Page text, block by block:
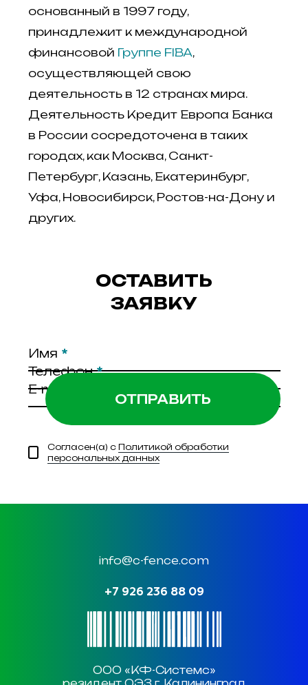
основанный в 1997 году,
принадлежит к международной
финансовой Группе FIBA,
осуществляющей свою
деятельность в 12 странах мира.
Деятельность Кредит Европа Банка
в России сосредоточена в таких
городах, как Москва, Санкт-
Петербург, Казань, Екатеринбург,
Уфа, Новосибирск, Ростов-на-Дону и
других.
ОСТАВИТЬ
ЗАЯВКУ
Имя *
Телефон*
E-mail
Согласен(а) сПолитикой обработки
персональных данных
info@c-fence.com
+7 926 236 88 09
ООО «КФ-Системс»